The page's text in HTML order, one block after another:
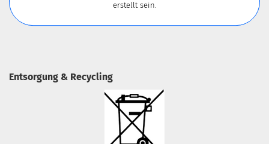
erstellt sein.
Entsorgung & Recycling